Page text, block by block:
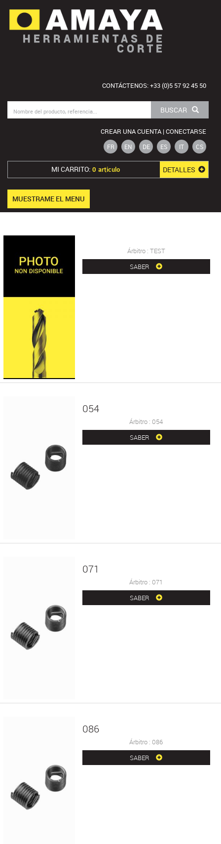
HERRAMIENTAS DE
CORTE
CONTÁCTENOS: +33 (0)5 57 92 45 50
BUSCAR
CREAR UNA CUENTA | CONECTARSE
FR EN DE ES IT CS
MI CARRITO: 0 artículo DETALLES
MUESTRAME EL MENU
Árbitro : TEST
SABER
054
Árbitro : 054
SABER
071
Árbitro : 071
SABER
086
Árbitro : 086
SABER